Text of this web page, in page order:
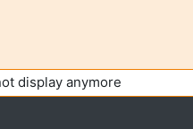
display anymore